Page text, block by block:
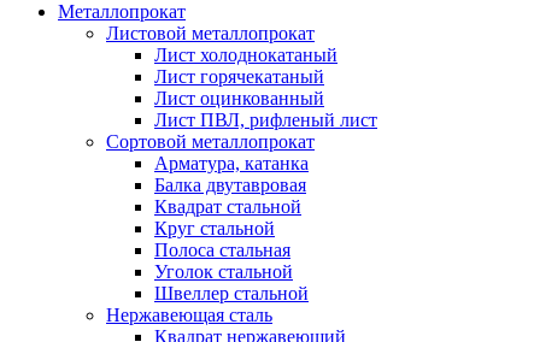
Металлопрокат
Листовой металлопрокат
Лист холоднокатаный
Лист горячекатаный
Лист оцинкованный
Лист ПВЛ, рифленый лист
Сортовой металлопрокат
Арматура, катанка
Балка двутавровая
Квадрат стальной
Круг стальной
Полоса стальная
Уголок стальной
Швеллер стальной
Нержавеющая сталь
Квадрат нержавеющий